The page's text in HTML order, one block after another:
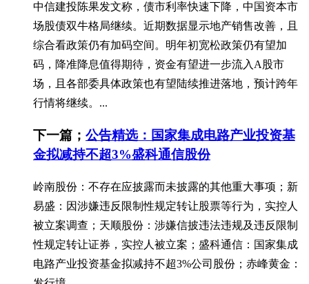
中信建投陈果发文称，债市利率快速下降，中国资本市
场股债双牛格局继续。近期数据显示地产销售改善，且
综合看政策仍有加码空间。明年初宽松政策仍有望加
码，降准降息值得期待，资金有望进一步流入A股市
场，且各部委具体政策也有望陆续推进落地，预计跨年
行情将继续。...
下一篇； 公告精选：国家集成电路产业投资基
金拟减持不超3%盛科通信股份
岭南股份：不存在应披露而未披露的其他重大事项；新
易盛：因涉嫌违反限制性规定转让股票等行为，实控人
被立案调查；天顺股份：涉嫌信披违法违规及违反限制
性规定转让证券，实控人被立案；盛科通信：国家集成
电路产业投资基金拟减持不超3%公司股份；赤峰黄金：